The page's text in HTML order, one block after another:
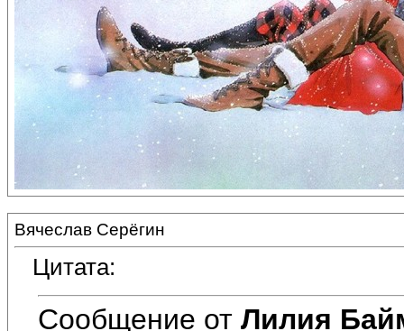
Вячеслав Серёгин
Цитата:
Сообщение от Лилия